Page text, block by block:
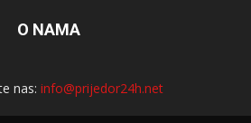
O NAMA
nas: info@prijedor24h.net